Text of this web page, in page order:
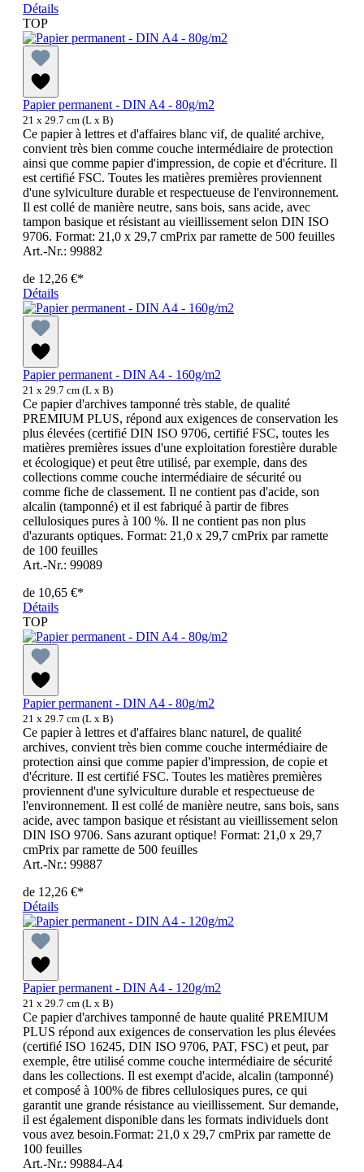
Détails
TOP
Papier permanent - DIN A4 - 80g/m2
21 x 29.7 cm (L x B)
Ce papier à lettres et d'affaires blanc vif, de qualité archive,
convient très bien comme couche intermédiaire de protection
ainsi que comme papier d'impression, de copie et d'écriture. Il
est certifié FSC. Toutes les matières premières proviennent
d'une sylviculture durable et respectueuse de l'environnement.
Il est collé de manière neutre, sans bois, sans acide, avec
tampon basique et résistant au vieillissement selon DIN ISO
9706. Format: 21,0 x 29,7 cmPrix par ramette de 500 feuilles
Art.-Nr.: 99882
de 12,26 €*
Détails
Papier permanent - DIN A4 - 160g/m2
21 x 29.7 cm (L x B)
Ce papier d'archives tamponné très stable, de qualité
PREMIUM PLUS, répond aux exigences de conservation les
plus élevées (certifié DIN ISO 9706, certifié FSC, toutes les
matières premières issues d'une exploitation forestière durable
et écologique) et peut être utilisé, par exemple, dans des
collections comme couche intermédiaire de sécurité ou
comme fiche de classement. Il ne contient pas d'acide, son
alcalin (tamponné) et il est fabriqué à partir de fibres
cellulosiques pures à 100 %. Il ne contient pas non plus
d'azurants optiques. Format: 21,0 x 29,7 cmPrix par ramette
de 100 feuilles
Art.-Nr.: 99089
de 10,65 €*
Détails
TOP
Papier permanent - DIN A4 - 80g/m2
21 x 29.7 cm (L x B)
Ce papier à lettres et d'affaires blanc naturel, de qualité
archives, convient très bien comme couche intermédiaire de
protection ainsi que comme papier d'impression, de copie et
d'écriture. Il est certifié FSC. Toutes les matières premières
proviennent d'une sylviculture durable et respectueuse de
l'environnement. Il est collé de manière neutre, sans bois, sans
acide, avec tampon basique et résistant au vieillissement selon
DIN ISO 9706. Sans azurant optique! Format: 21,0 x 29,7
cmPrix par ramette de 500 feuilles
Art.-Nr.: 99887
de 12,26 €*
Détails
Papier permanent - DIN A4 - 120g/m2
21 x 29.7 cm (L x B)
Ce papier d'archives tamponné de haute qualité PREMIUM
PLUS répond aux exigences de conservation les plus élevées
(certifié ISO 16245, DIN ISO 9706, PAT, FSC) et peut, par
exemple, être utilisé comme couche intermédiaire de sécurité
dans les collections. Il est exempt d'acide, alcalin (tamponné)
et composé à 100% de fibres cellulosiques pures, ce qui
garantit une grande résistance au vieillissement. Sur demande,
il est également disponible dans les formats individuels dont
vous avez besoin.Format: 21,0 x 29,7 cmPrix par ramette de
100 feuilles
Art.-Nr.: 99884-A4